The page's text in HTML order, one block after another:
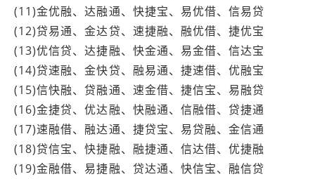
(11)金优融、达融通、快捷宝、易优借、信易贷
(12)贷易通、金达贷、速捷融、融优借、捷优宝
(13)优信贷、达捷融、快金通、易金借、信达宝
(14)贷速融、金快贷、融易通、捷速借、优融宝
(15)信快融、贷融通、速金借、捷信宝、易融贷
(16)金捷贷、优达融、快融通、信融借、贷捷通
(17)速融借、融达通、捷贷宝、易贷融、金信通
(18)贷信宝、快捷融、融捷通、信达借、优捷融
(19)金融借、易捷融、贷达通、快信宝、融信贷